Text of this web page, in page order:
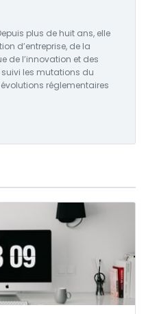
plus de huit ans, elle
d’entreprise, de la
de l’innovation et des
les mutations du
réglementaires